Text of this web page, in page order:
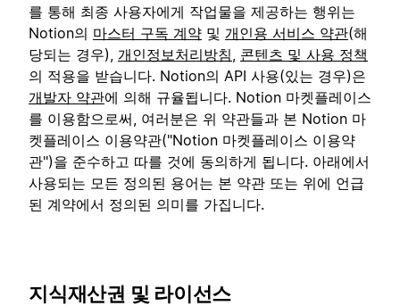
를 통해 최종 사용자에게 작업물을 제공하는 행위는
Notion의 마스터 구독 계약 및 개인용 서비스 약관(해
당되는 경우), 개인정보처리방침 콘텐츠 및 사용 정책
의 적용을 받습니다. Notion의 API 사용(있는 경우)은
개발자 약관에 의해 규율됩니다. Notion 마켓플레이스
를 이용함으로써, 여러분은 위 약관들과 본 Notion 마
켓플레이스 이용약관("Notion 마켓플레이스 이용약
관")을 준수하고 따를 것에 동의하게 됩니다. 아래에서
사용되는 모든 정의된 용어는 본 약관 또는 위에 언급
된 계약에서 정의된 의미를 가집니다.
지식재산권 및 라이선스